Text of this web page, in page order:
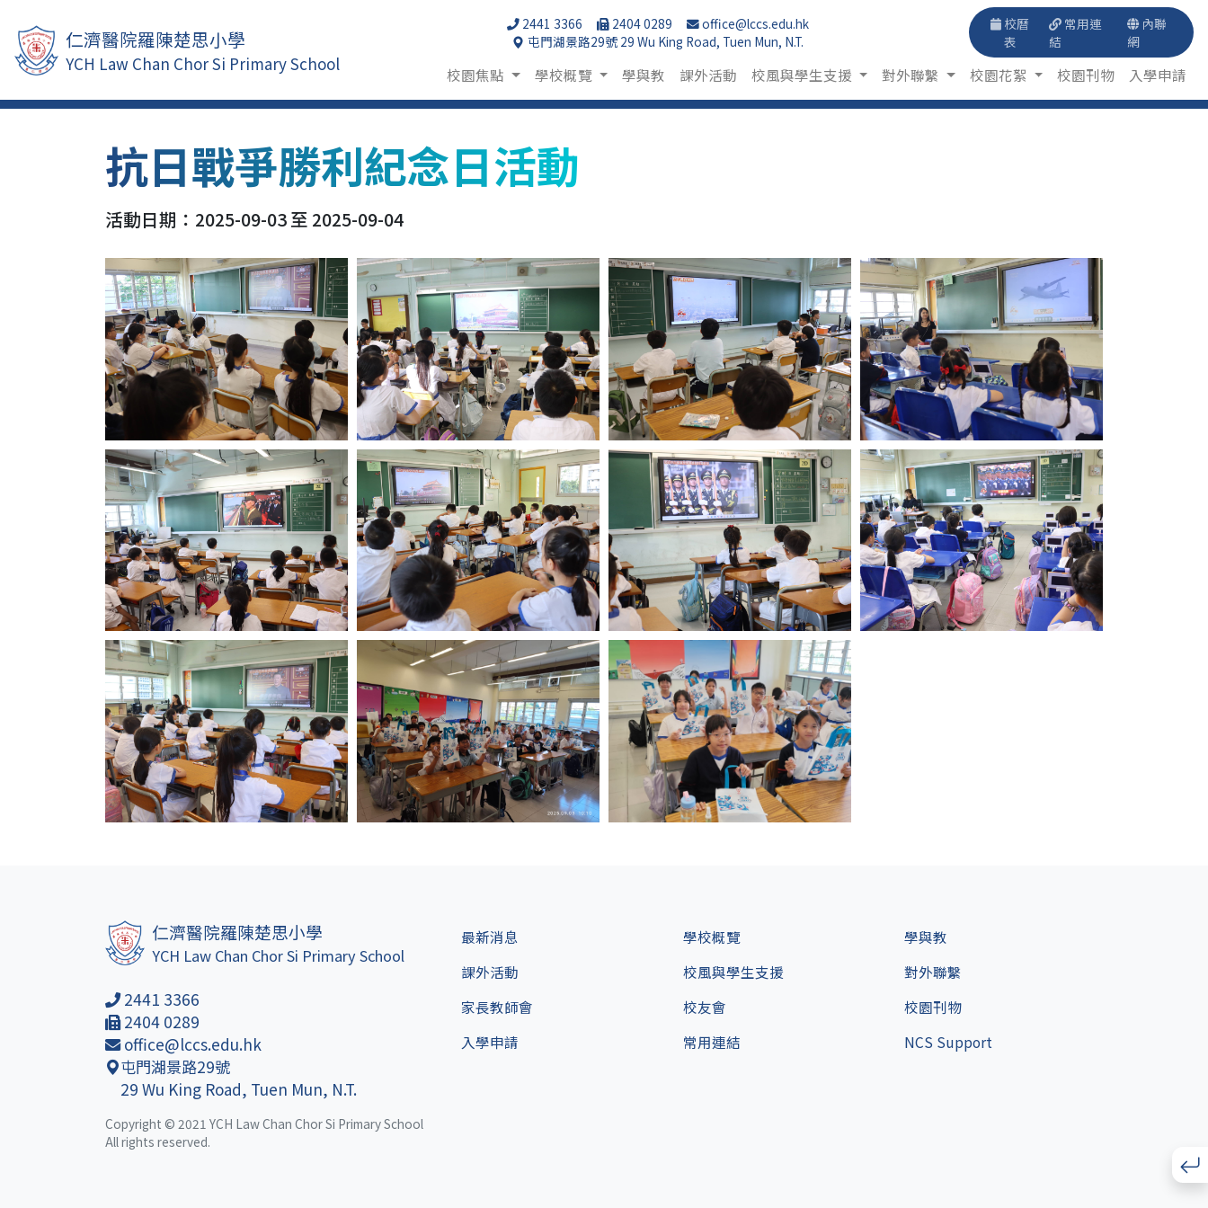
仁濟醫院羅陳楚思小學
YCH Law Chan Chor Si Primary School
2441 3366 2404 0289
office@lccs.edu.hk
屯門湖景路29號 29 Wu King Road, Tuen Mun, N.T.
校曆
表
常用連
結
內聯
網
校園焦點 學校概覽 學與教 課外活動 校風與學生支援 對外聯繫 校園花絮 校園刊物 入學申請
抗日戰爭勝利紀念日活動
活動日期：2025-09-03 至 2025-09-04
仁濟醫院羅陳楚思小學
YCH Law Chan Chor Si Primary School
2441 3366
2404 0289
office@lccs.edu.hk
屯門湖景路29號
29 Wu King Road, Tuen Mun, N.T.
最新消息 學校概覽
學與教
課外活動
校風與學生支援
對外聯繫
家長教師會
校友會
校園刊物
入學申請
常用連結 NCS Support
Copyright © 2021 YCH Law Chan Chor Si Primary School
All rights reserved.